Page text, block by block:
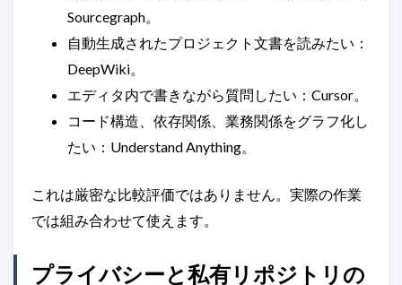
Sourcegraph。
自動生成されたプロジェクト文書を読みたい：
DeepWiki。
エディタ内で書きながら質問したい：Cursor。
コード構造、依存関係、業務関係をグラフ化し
たい：Understand Anything。
これは厳密な比較評価ではありません。実際の作業
では組み合わせて使えます。
プライバシーと私有リポジトリの